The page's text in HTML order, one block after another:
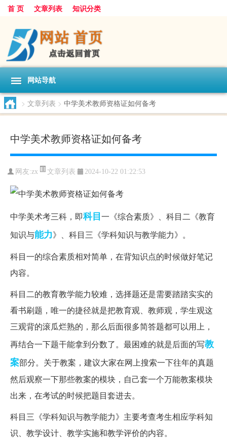
首 页 文章列表 知识分类
网站导航
> 文章列表 > 中学美术教师资格证如何备考
中学美术教师资格证如何备考
网友:zx 文章列表 2024-10-22 01:22:53
中学美术考三科，即科目一《综合素质》、科目二《教育
知识与能力》、科目三《学科知识与教学能力》。
科目一的综合素质相对简单，在背知识点的时候做好笔记
内容。
科目二的教育教学能力较难，选择题还是需要踏踏实实的
看书刷题，唯一的捷径就是把教育观、教师观，学生观这
三观背的滚瓜烂熟的，那么后面很多简答题都可以用上，
再结合一下题干能拿到分数了。最困难的就是后面的写教
案部分。关于教案，建议大家在网上搜索一下往年的真题
然后观察一下那些教案的模块，自己套一个万能教案模块
出来，在考试的时候把题目套进去。
科目三《学科知识与教学能力》主要考查考生相应学科知
识、教学设计、教学实施和教学评价的内容。